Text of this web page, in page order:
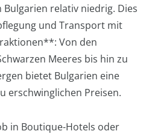
relativ niedrig. Dies
und Transport mit
Von den
Meeres bis hin zu
bietet Bulgarien eine
erschwinglichen Preisen.
in Boutique-Hotels oder